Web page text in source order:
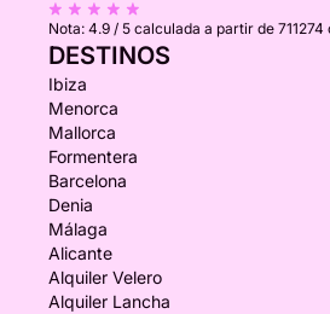
Nota: 4.9 / 5 calculada a partir de 711274
DESTINOS
Ibiza
Menorca
Mallorca
Formentera
Barcelona
Denia
Málaga
Alicante
Alquiler Velero
Alquiler Lancha